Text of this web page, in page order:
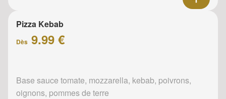
Pizza Kebab
Dès 9.99 €
Base sauce tomate, mozzarella, kebab, poivrons,
oignons, pommes de terre